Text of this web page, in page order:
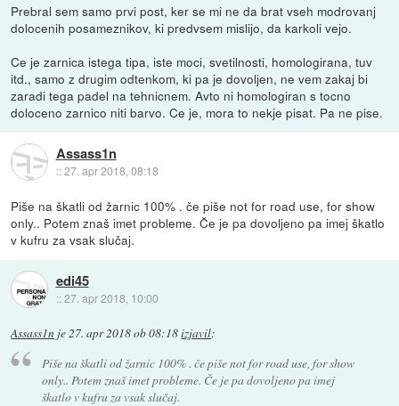
Prebral sem samo prvi post, ker se mi ne da brat vseh modrovanj
dolocenih posameznikov, ki predvsem mislijo, da karkoli vejo.
Ce je zarnica istega tipa, iste moci, svetilnosti, homologirana, tuv
itd., samo z drugim odtenkom, ki pa je dovoljen, ne vem zakaj bi
zaradi tega padel na tehnicnem. Avto ni homologiran s tocno
doloceno zarnico niti barvo. Ce je, mora to nekje pisat. Pa ne pise.
Assass1n
::27. apr 2018, 08:18
Piše na škatli od žarnic 100% . če piše not for road use, for show
only.. Potem znaš imet probleme. Če je pa dovoljeno pa imej škatlo
v kufru za vsak slučaj.
edi45
::27. apr 2018, 10:00
Assass1n je27. apr 2018 ob 08:18izjavil:
Piše na škatli od žarnic 100% . če piše not for road use, for show
only.. Potem znaš imet probleme. Če je pa dovoljeno pa imej
škatlo v kufru za vsak slučaj.